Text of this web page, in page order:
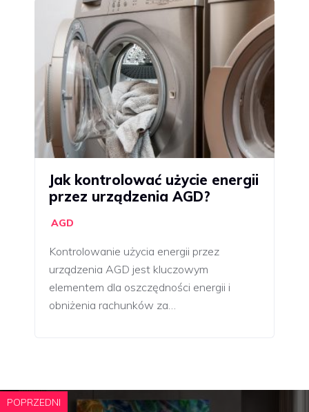
Jak kontrolować użycie energii
przez urządzenia AGD?
AGD
Kontrolowanie użycia energii przez
urządzenia AGD jest kluczowym
elementem dla oszczędności energii i
obniżenia rachunków za…
POPRZEDNI